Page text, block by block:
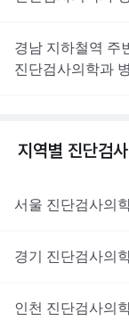
경남 지하철역 주
진단검사의학과
지역별 진단검
서울 진단검사의
경기 진단검사의
인천 진단검사의